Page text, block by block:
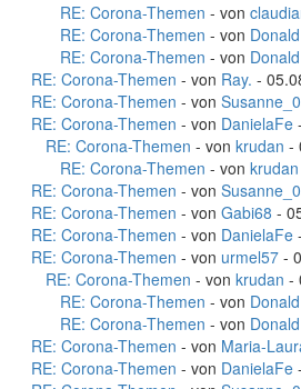
RE: Corona-Themen - von
RE: Corona-Themen - von Donald
RE: Corona-Themen - von Donald
RE: Corona-Themen - von Ray. -
RE: Corona-Themen - von
RE: Corona-Themen - von DanielaFe
RE: Corona-Themen - von krudan -
RE: Corona-Themen - von krudan
RE: Corona-Themen - von
RE: Corona-Themen - von Gabi68 -
RE: Corona-Themen - von DanielaFe
RE: Corona-Themen - von urmel57 -
RE: Corona-Themen - von krudan -
RE: Corona-Themen - von Donald
RE: Corona-Themen - von Donald
RE: Corona-Themen - von Maria-
RE: Corona-Themen - von DanielaFe